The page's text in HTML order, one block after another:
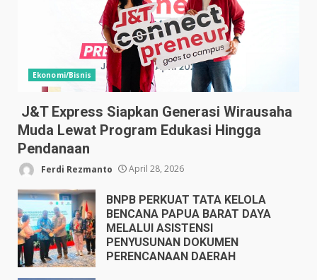
Ekonomi/Bisnis
J&T Express Siapkan Generasi Wirausaha
Muda Lewat Program Edukasi Hingga
Pendanaan
Ferdi Rezmanto April 28, 2026
BNPB PERKUAT TATA KELOLA
BENCANA PAPUA BARAT DAYA
MELALUI ASISTENSI
PENYUSUNAN DOKUMEN
PERENCANAAN DAERAH